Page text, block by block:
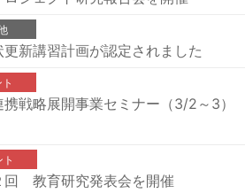
新講習計画が認定されました
戦略展開事業セミナー（3/2～3）
教育研究発表会を開催